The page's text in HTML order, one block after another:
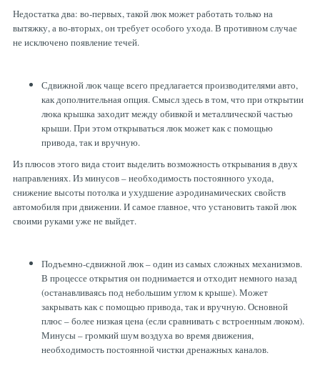
Недостатка два: во-первых, такой люк может работать только на
вытяжку, а во-вторых, он требует особого ухода. В противном случае
не исключено появление течей.
Сдвижной люк чаще всего предлагается производителями авто,
как дополнительная опция. Смысл здесь в том, что при открытии
люка крышка заходит между обивкой и металлической частью
крыши. При этом открываться люк может как с помощью
привода, так и вручную.
Из плюсов этого вида стоит выделить возможность открывания в двух
направлениях. Из минусов – необходимость постоянного ухода,
снижение высоты потолка и ухудшение аэродинамических свойств
автомобиля при движении. И самое главное, что установить такой люк
своими руками уже не выйдет.
Подъемно-сдвижной люк – один из самых сложных механизмов.
В процессе открытия он поднимается и отходит немного назад
(останавливаясь под небольшим углом к крыше). Может
закрывать как с помощью привода, так и вручную. Основной
плюс – более низкая цена (если сравнивать с встроенным люком).
Минусы – громкий шум воздуха во время движения,
необходимость постоянной чистки дренажных каналов.